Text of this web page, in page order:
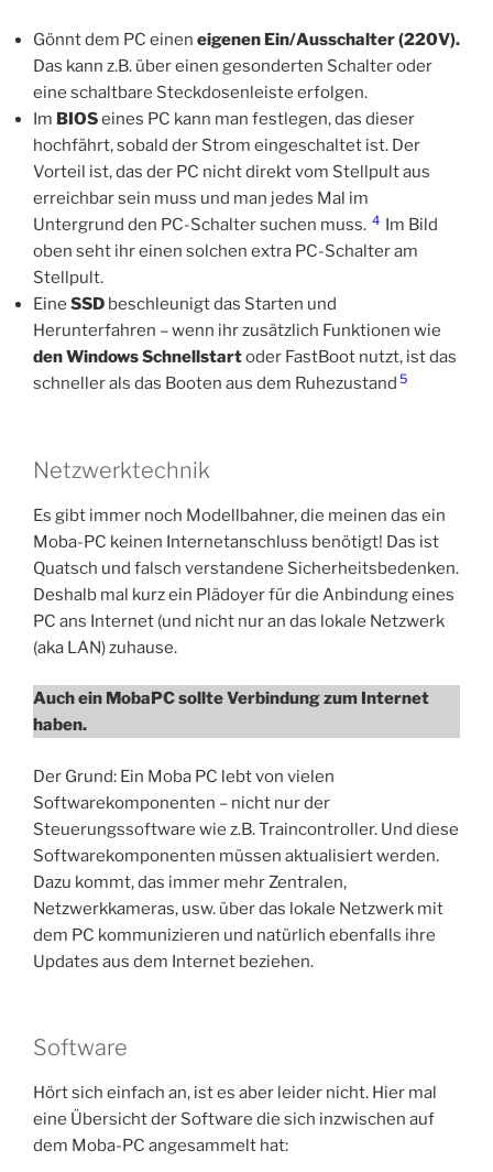
Gönnt dem PC einen eigenen Ein/Ausschalter (220V).
Das kann z.B. über einen gesonderten Schalter oder
eine schaltbare Steckdosenleiste erfolgen.
Im BIOSeines PC kann man festlegen, das dieser
hochfährt, sobald der Strom eingeschaltet ist. Der
Vorteil ist, das der PC nicht direkt vom Stellpult aus
erreichbar sein muss und man jedes Mal im
Untergrund den PC-Schalter suchen muss. 4 Im Bild
oben seht ihr einen solchen extra PC-Schalter am
Stellpult.
Eine SSD beschleunigt das Starten und
Herunterfahren – wenn ihr zusätzlich Funktionen wie
den Windows Schnellstartoder FastBoot nutzt, ist das
schneller als das Booten aus dem Ruhezustand 5
Netzwerktechnik
Es gibt immer noch Modellbahner, die meinen das ein
Moba-PC keinen Internetanschluss benötigt! Das ist
Quatsch und falsch verstandene Sicherheitsbedenken.
Deshalb mal kurz ein Plädoyer für die Anbindung eines
PC ans Internet (und nicht nur an das lokale Netzwerk
(aka LAN) zuhause.
Auch ein MobaPC sollte Verbindung zum Internet
haben.
Der Grund: Ein Moba PC lebt von vielen
Softwarekomponenten – nicht nur der
Steuerungssoftware wie z.B. Traincontroller. Und diese
Softwarekomponenten müssen aktualisiert werden.
Dazu kommt, das immer mehr Zentralen,
Netzwerkkameras, usw. über das lokale Netzwerk mit
dem PC kommunizieren und natürlich ebenfalls ihre
Updates aus dem Internet beziehen.
Software
Hört sich einfach an, ist es aber leider nicht. Hier mal
eine Übersicht der Software die sich inzwischen auf
dem Moba-PC angesammelt hat: